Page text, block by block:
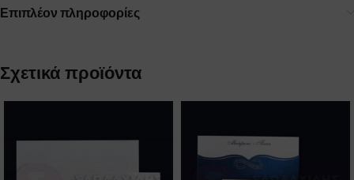
Επιπλέον πληροφορίες
Σχετικά προϊόντα